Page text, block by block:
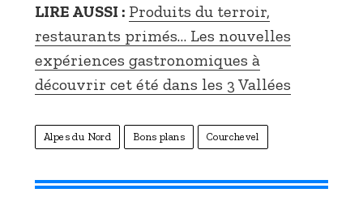
LIRE AUSSI : Produits du terroir,
restaurants primés… Les nouvelles
expériences gastronomiques à
découvrir cet été dans les 3 Vallées
Alpes du Nord Bons plans Courchevel